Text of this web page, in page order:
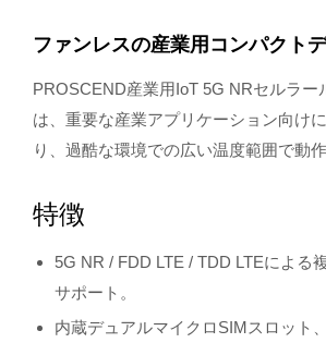
ファンレスの産業用コンパクト
PROSCEND産業用IoT 5G NRセルラー
は、重要な産業アプリケーション向け
り、過酷な環境での広い温度範囲で動作
特徴
5G NR / FDD LTE / TDD LTEによる
サポート。
内蔵デュアルマイクロSIMスロット